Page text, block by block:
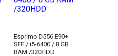
Esprimo D556 E90+
SFF / i5-6400 / 8 GB
RAM /320HDD